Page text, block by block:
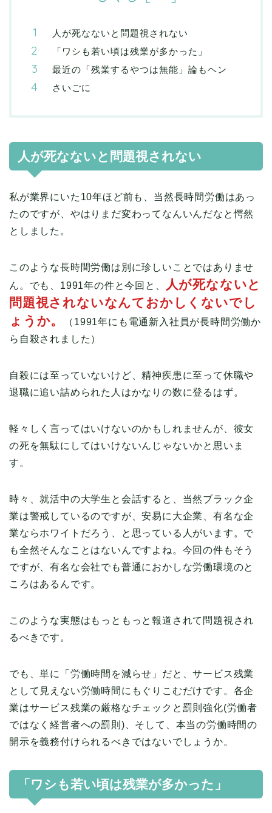
人が死なないと問題視されない
「ワシも若い頃は残業が多かった」
最近の「残業するやつは無能」論もヘン
さいごに
人が死なないと問題視されない
私が業界にいた10年ほど前も、当然長時間労働はあっ
たのですが、やはりまだ変わってなんいんだなと愕然
としました。
このような長時間労働は別に珍しいことではありませ
ん。でも、1991年の件と今回と、
人が死なないと
問題視されないなんておかしくないでし
ょうか。
（1991年にも電通新入社員が長時間労働か
ら自殺されました）
自殺には至っていないけど、精神疾患に至って休職や
退職に追い詰められた人はかなりの数に登るはず。
軽々しく言ってはいけないのかもしれませんが、彼女
の死を無駄にしてはいけないんじゃないかと思いま
す。
時々、就活中の大学生と会話すると、当然ブラック企
業は警戒しているのですが、安易に大企業、有名な企
業ならホワイトだろう、と思っている人がいます。で
も全然そんなことはないんですよね。今回の件もそう
ですが、有名な会社でも普通におかしな労働環境のと
ころはあるんです。
このような実態はもっともっと報道されて問題視され
るべきです。
でも、単に「労働時間を減らせ」だと、サービス残業
として見えない労働時間にもぐりこむだけです。各企
業はサービス残業の厳格なチェックと罰則強化(労働者
ではなく経営者への罰則)、そして、本当の労働時間の
開示を義務付けられるべきではないでしょうか。
「ワシも若い頃は残業が多かった」